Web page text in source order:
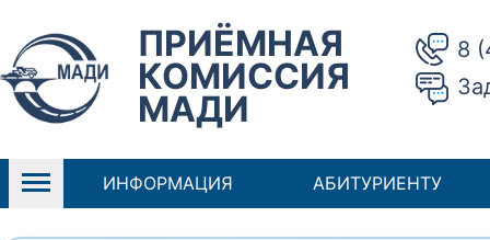
ПРИЁМНАЯ
КОМИССИЯ
МАДИ
8
ИНФОРМАЦИЯ АБИТУРИЕНТУ